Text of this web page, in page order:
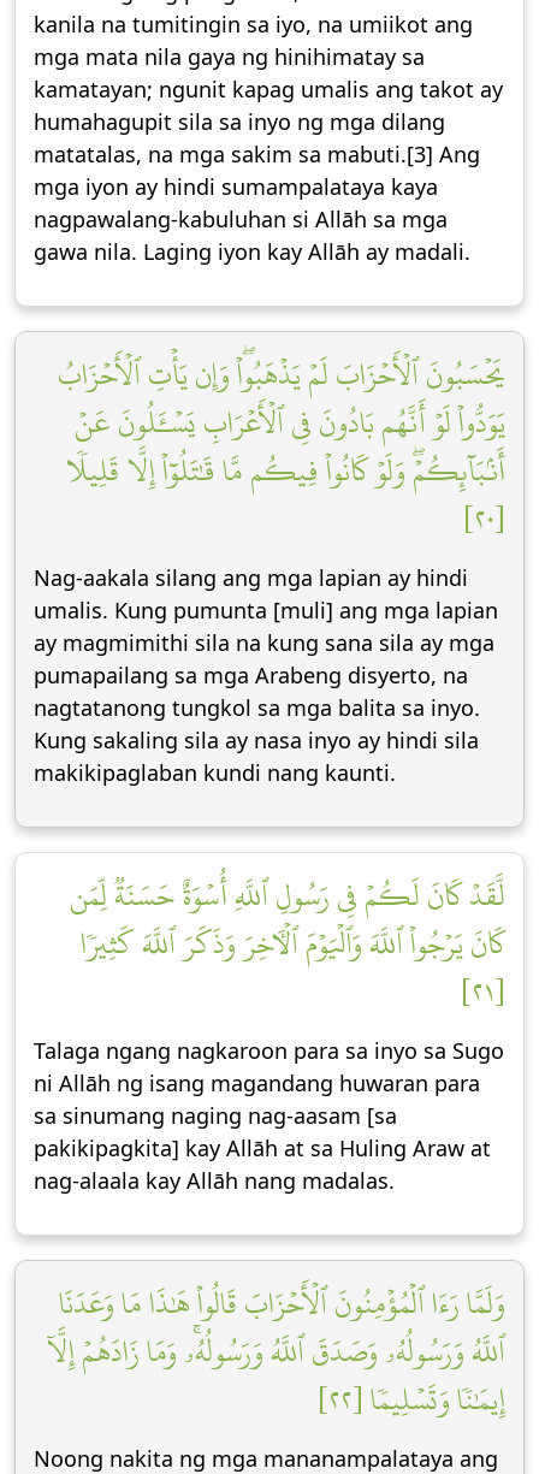
kanila na tumitingin sa iyo, na umiikot ang
mga mata nila gaya ng hinihimatay sa
kamatayan; ngunit kapag umalis ang takot ay
humahagupit sila sa inyo ng mga dilang
matatalas, na mga sakim sa mabuti.[3] Ang
mga iyon ay hindi sumampalataya kaya
nagpawalang-kabuluhan si Allāh sa mga
gawa nila. Laging iyon kay Allāh ay madali.
يَحۡسَبُونَ ٱلۡأَحۡزَابَ لَمۡ يَذۡهَبُواْۖ وَإِن يَأۡتِ ٱلۡأَحۡزَابُ
يَوَدُّواْ لَوۡ أَنَّهُم بَادُونَ فِي ٱلۡأَعۡرَابِ يَسۡـَٔلُونَ عَنۡ
أَنۢبَآئِكُمۡۖ وَلَوۡ كَانُواْ فِيكُم مَّا قَٰتَلُوٓاْ إِلَّا قَلِيلٗا
[٢٠]
Nag-aakala silang ang mga lapian ay hindi
umalis. Kung pumunta [muli] ang mga lapian
ay magmimithi sila na kung sana sila ay mga
pumapailang sa mga Arabeng disyerto, na
nagtatanong tungkol sa mga balita sa inyo.
Kung sakaling sila ay nasa inyo ay hindi sila
makikipaglaban kundi nang kaunti.
لَّقَدۡ كَانَ لَكُمۡ فِي رَسُولِ ٱللَّهِ أُسۡوَةٌ حَسَنَةٞ لِّمَن
كَانَ يَرۡجُواْ ٱللَّهَ وَٱلۡيَوۡمَ ٱلۡأٓخِرَ وَذَكَرَ ٱللَّهَ كَثِيرٗا
[٢١]
Talaga ngang nagkaroon para sa inyo sa Sugo
ni Allāh ng isang magandang huwaran para
sa sinumang naging nag-aasam [sa
pakikipagkita] kay Allāh at sa Huling Araw at
nag-alaala kay Allāh nang madalas.
وَلَمَّا رَءَا ٱلۡمُؤۡمِنُونَ ٱلۡأَحۡزَابَ قَالُواْ هَٰذَا مَا وَعَدَنَا
ٱللَّهُ وَرَسُولُهُۥ وَصَدَقَ ٱللَّهُ وَرَسُولُهُۥۚ وَمَا زَادَهُمۡ إِلَّآ
إِيمَٰنٗا وَتَسۡلِيمٗا [٢٢]
Noong nakita ng mga mananampalataya ang